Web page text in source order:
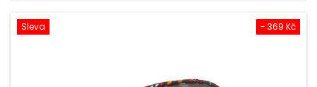
- 369 Kč
Sleva